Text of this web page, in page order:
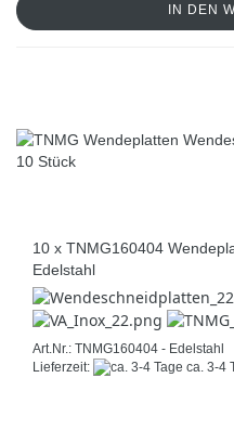
IN DEN
10 x TNMG160404
Edelstahl
Art.Nr.: TNMG160404 - Edelstahl
Lieferzeit:
ca. 3-4